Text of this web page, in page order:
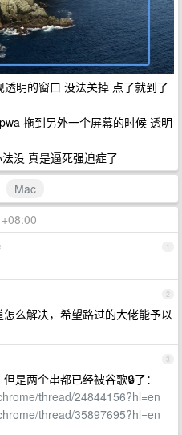
明的窗口 没法关掉 点了就到了
拖到另外一个屏幕的时候 透明
没 真是逼死强迫症了
Mac
1
2
么解决，希望路过的大佬能予以
3
是两个串都已经被谷歌🔒了：
thread/24844156?hl=en
thread/35897695?hl=en